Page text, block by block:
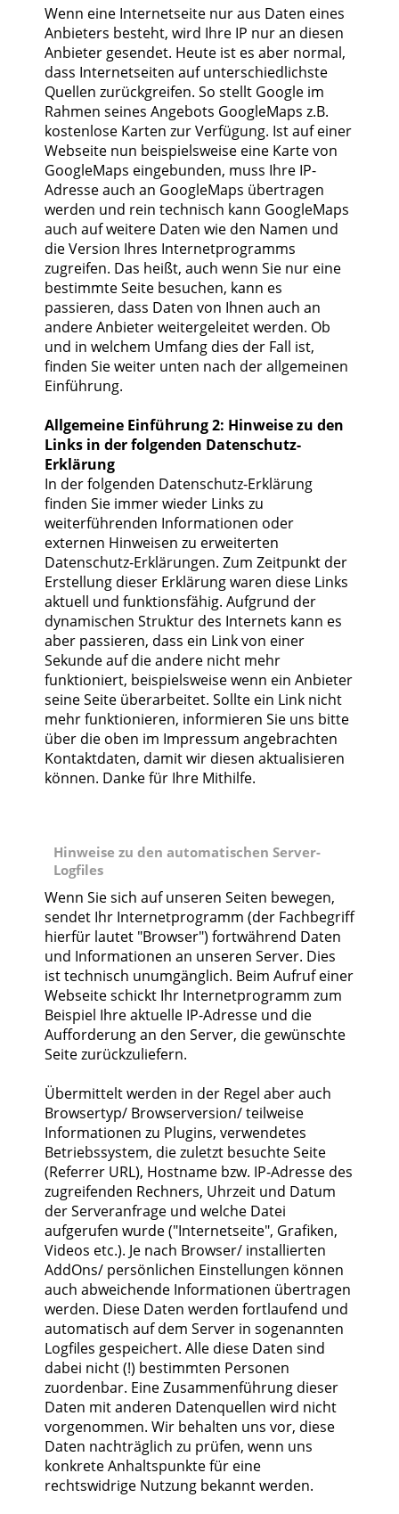
Wenn eine Internetseite nur aus Daten eines
Anbieters besteht, wird Ihre IP nur an diesen
Anbieter gesendet. Heute ist es aber normal,
dass Internetseiten auf unterschiedlichste
Quellen zurückgreifen. So stellt Google im
Rahmen seines Angebots GoogleMaps z.B.
kostenlose Karten zur Verfügung. Ist auf einer
Webseite nun beispielsweise eine Karte von
GoogleMaps eingebunden, muss Ihre IP-
Adresse auch an GoogleMaps übertragen
werden und rein technisch kann GoogleMaps
auch auf weitere Daten wie den Namen und
die Version Ihres Internetprogramms
zugreifen. Das heißt, auch wenn Sie nur eine
bestimmte Seite besuchen, kann es
passieren, dass Daten von Ihnen auch an
andere Anbieter weitergeleitet werden. Ob
und in welchem Umfang dies der Fall ist,
finden Sie weiter unten nach der allgemeinen
Einführung.
Allgemeine Einführung 2: Hinweise zu den
Links in der folgenden Datenschutz-
Erklärung
In der folgenden Datenschutz-Erklärung
finden Sie immer wieder Links zu
weiterführenden Informationen oder
externen Hinweisen zu erweiterten
Datenschutz-Erklärungen. Zum Zeitpunkt der
Erstellung dieser Erklärung waren diese Links
aktuell und funktionsfähig. Aufgrund der
dynamischen Struktur des Internets kann es
aber passieren, dass ein Link von einer
Sekunde auf die andere nicht mehr
funktioniert, beispielsweise wenn ein Anbieter
seine Seite überarbeitet. Sollte ein Link nicht
mehr funktionieren, informieren Sie uns bitte
über die oben im Impressum angebrachten
Kontaktdaten, damit wir diesen aktualisieren
können. Danke für Ihre Mithilfe.
Hinweise zu den automatischen Server-
Logfiles
Wenn Sie sich auf unseren Seiten bewegen,
sendet Ihr Internetprogramm (der Fachbegriff
hierfür lautet "Browser") fortwährend Daten
und Informationen an unseren Server. Dies
ist technisch unumgänglich. Beim Aufruf einer
Webseite schickt Ihr Internetprogramm zum
Beispiel Ihre aktuelle IP-Adresse und die
Aufforderung an den Server, die gewünschte
Seite zurückzuliefern.
Übermittelt werden in der Regel aber auch
Browsertyp/ Browserversion/ teilweise
Informationen zu Plugins, verwendetes
Betriebssystem, die zuletzt besuchte Seite
(Referrer URL), Hostname bzw. IP-Adresse des
zugreifenden Rechners, Uhrzeit und Datum
der Serveranfrage und welche Datei
aufgerufen wurde ("Internetseite", Grafiken,
Videos etc.). Je nach Browser/ installierten
AddOns/ persönlichen Einstellungen können
auch abweichende Informationen übertragen
werden. Diese Daten werden fortlaufend und
automatisch auf dem Server in sogenannten
Logfiles gespeichert. Alle diese Daten sind
dabei nicht (!) bestimmten Personen
zuordenbar. Eine Zusammenführung dieser
Daten mit anderen Datenquellen wird nicht
vorgenommen. Wir behalten uns vor, diese
Daten nachträglich zu prüfen, wenn uns
konkrete Anhaltspunkte für eine
rechtswidrige Nutzung bekannt werden.